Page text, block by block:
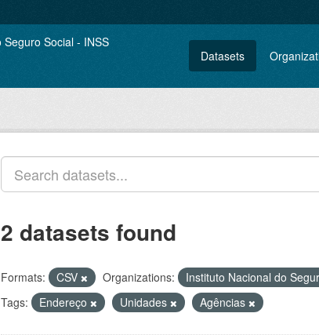
Datasets
2 datasets found
Formats: CSV Organizations:
Instituto Nacional do
Tags:
Endereço Unidades Agências